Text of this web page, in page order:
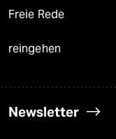
Freie Rede
reingehen
Newsletter